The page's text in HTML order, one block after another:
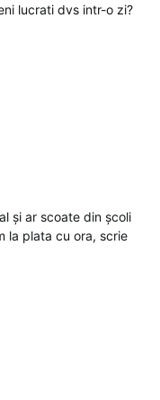
lucrati dvs intr-o zi?
și ar scoate din școli
la plata cu ora, scrie